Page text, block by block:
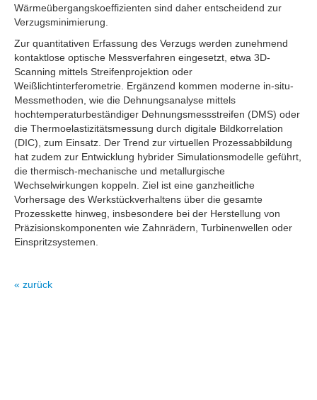
Wärmeübergangskoeffizienten sind daher entscheidend zur
Verzugsminimierung.
Zur quantitativen Erfassung des Verzugs werden zunehmend
kontaktlose optische Messverfahren eingesetzt, etwa 3D-
Scanning mittels Streifenprojektion oder
Weißlichtinterferometrie. Ergänzend kommen moderne in-situ-
Messmethoden, wie die Dehnungsanalyse mittels
hochtemperaturbeständiger Dehnungsmessstreifen (DMS) oder
die Thermoelastizitätsmessung durch digitale Bildkorrelation
(DIC), zum Einsatz. Der Trend zur virtuellen Prozessabbildung
hat zudem zur Entwicklung hybrider Simulationsmodelle geführt,
die thermisch-mechanische und metallurgische
Wechselwirkungen koppeln. Ziel ist eine ganzheitliche
Vorhersage des Werkstückverhaltens über die gesamte
Prozesskette hinweg, insbesondere bei der Herstellung von
Präzisionskomponenten wie Zahnrädern, Turbinenwellen oder
Einspritzsystemen.
« zurück